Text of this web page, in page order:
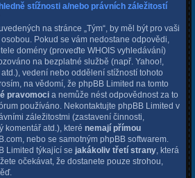
stížnosti a/nebo právních záležitostí
na stránce „Tým“, by měl být pro vaši
Pokud se vám nedostane odpovědi,
domény (proveďte WHOIS vyhledávání)
na bezplatné službě (např. Yahoo!,
vedení nebo oddělení stížností tohoto
na vědomí, že phpBB Limited na tomto
pravomoci a nemůže nést odpovědnost za to
používáno. Nekontaktujte phpBB Limited v
záležitostmi (zastavení činnosti,
komentář atd.), které nemají přímou
nebo se samotným phpBB softwarem.
Limited týkající se jakákoliv třetí strany , která
očekávat, že dostanete pouze strohou,